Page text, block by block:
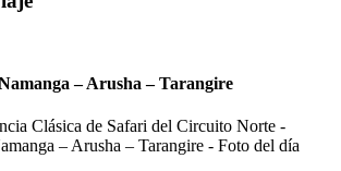
– Arusha – Tarangire